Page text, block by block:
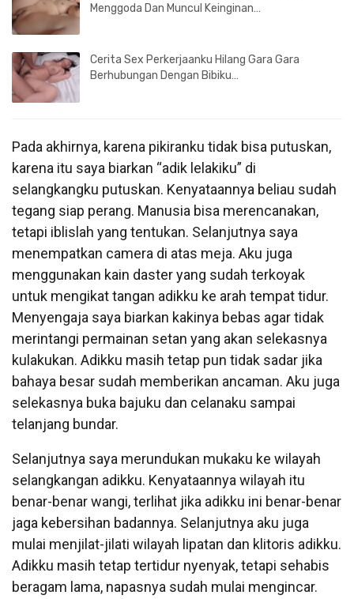
Menggoda Dan Muncul Keinginan…
Cerita Sex Perkerjaanku Hilang Gara Gara
Berhubungan Dengan Bibiku…
Pada akhirnya, karena pikiranku tidak bisa putuskan,
karena itu saya biarkan “adik lelakiku” di
selangkangku putuskan. Kenyataannya beliau sudah
tegang siap perang. Manusia bisa merencanakan,
tetapi iblislah yang tentukan. Selanjutnya saya
menempatkan camera di atas meja. Aku juga
menggunakan kain daster yang sudah terkoyak
untuk mengikat tangan adikku ke arah tempat tidur.
Menyengaja saya biarkan kakinya bebas agar tidak
merintangi permainan setan yang akan selekasnya
kulakukan. Adikku masih tetap pun tidak sadar jika
bahaya besar sudah memberikan ancaman. Aku juga
selekasnya buka bajuku dan celanaku sampai
telanjang bundar.
Selanjutnya saya merundukan mukaku ke wilayah
selangkangan adikku. Kenyataannya wilayah itu
benar-benar wangi, terlihat jika adikku ini benar-benar
jaga kebersihan badannya. Selanjutnya aku juga
mulai menjilat-jilati wilayah lipatan dan klitoris adikku.
Adikku masih tetap tertidur nyenyak, tetapi sehabis
beragam lama, napasnya sudah mulai mengincar.